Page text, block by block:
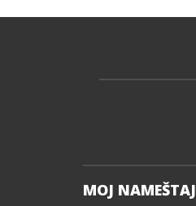
MOJ NAMEŠTAJ